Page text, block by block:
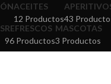
ACEITES
12 Productos43
REFRESCOS
96 Productos
MASCOTAS
3 Productos